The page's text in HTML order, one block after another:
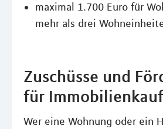
maximal 1.700 Euro für
mehr als drei
Zuschüsse und
für Immobilienkauf
Wer eine Wohnung oder ein